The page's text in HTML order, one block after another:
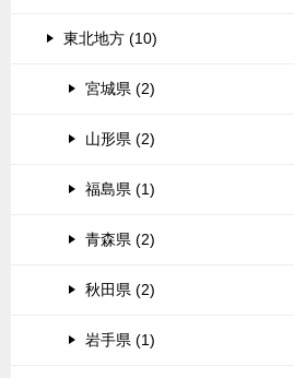
東北地方 (10)
宮城県 (2)
山形県 (2)
福島県 (1)
青森県 (2)
秋田県 (2)
岩手県 (1)